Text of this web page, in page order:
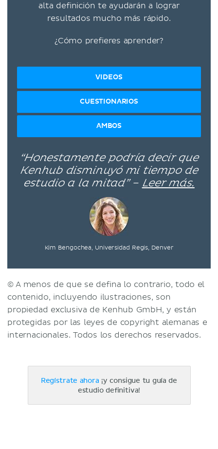
alta definición te ayudarán a lograr
resultados mucho más rápido.
¿Cómo prefieres aprender?
VIDEOS
CUESTIONARIOS
AMBOS
“Honestamente podría decir que
Kenhub disminuyó mi tiempo de
estudio a la mitad” – Leer más.
Kim Bengochea, Universidad Regis, Denver
© A menos de que se defina lo contrario, todo el
contenido, incluyendo ilustraciones, son
propiedad exclusiva de Kenhub GmbH, y están
protegidas por las leyes de copyright alemanas e
internacionales. Todos los derechos reservados.
Regístrate ahora ¡y consigue tu guía de
estudio definitiva!